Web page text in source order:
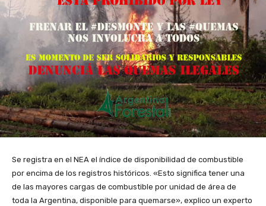
Se registra en el NEA el índice de disponibilidad de combustible
por encima de los registros históricos. «Esto significa tener una
de las mayores cargas de combustible por unidad de área de
toda la Argentina, disponible para quemarse», explico un experto